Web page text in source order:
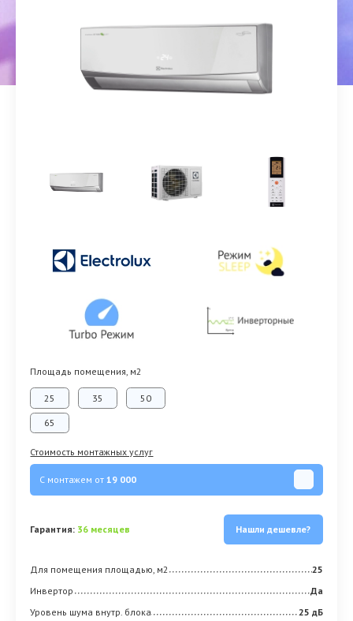
Площадь помещения, м2
25 35 50
65
Стоимость монтажных услуг
С монтажем от19 000
Гарантия: 36 месяцев Нашли дешевле?
Для помещения площадью, м2
25
Инвертор
Да
Уровень шума внутр. блока
25 дБ